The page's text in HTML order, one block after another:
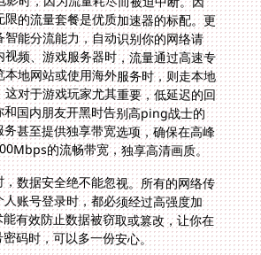
的流畅带宽，独享高清画质。
数据安全绝不能忽视。所有的网络传
人账号登录时，都必须经过高强度加
有效防止数据被窃取或篡改，让你在
码时，可以多一份安心。